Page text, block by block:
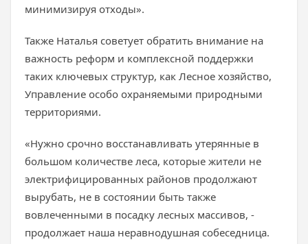
минимизируя отходы».
Также Наталья советует обратить внимание на
важность реформ и комплексной поддержки
таких ключевых структур, как Лесное хозяйство,
Управление особо охраняемыми природными
территориями.
«Нужно срочно восстанавливать утерянные в
большом количестве леса, которые жители не
электрифицированных районов продолжают
вырубать, не в состоянии быть также
вовлеченными в посадку лесных массивов, -
продолжает наша неравнодушная собеседница.